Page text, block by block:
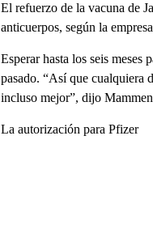
El refuerzo de la vacuna de
anticuerpos, según la
Esperar hasta los seis
pasado. “Así que cualquiera
incluso mejor”, dijo
La autorización para Pfizer